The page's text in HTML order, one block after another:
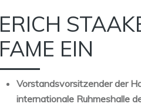
ERICH
FAME EIN
Vorstandsvorsitzender der
internationale Ruhmeshalle